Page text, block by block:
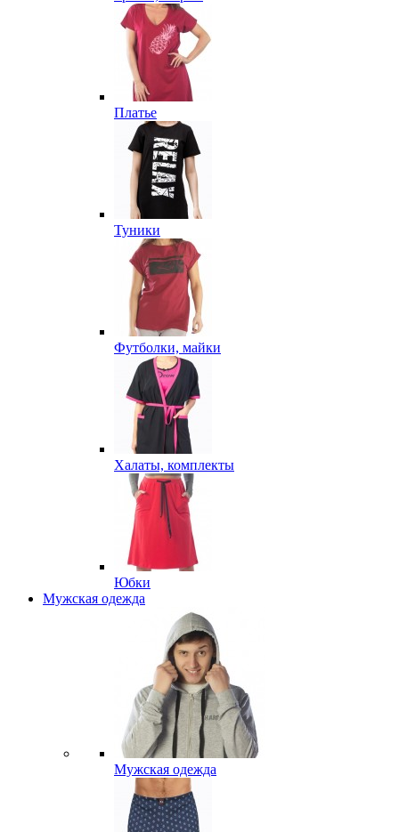
Платье
Туники
Футболки, майки
Халаты, комплекты
Юбки
Мужская одежда
Мужская одежда